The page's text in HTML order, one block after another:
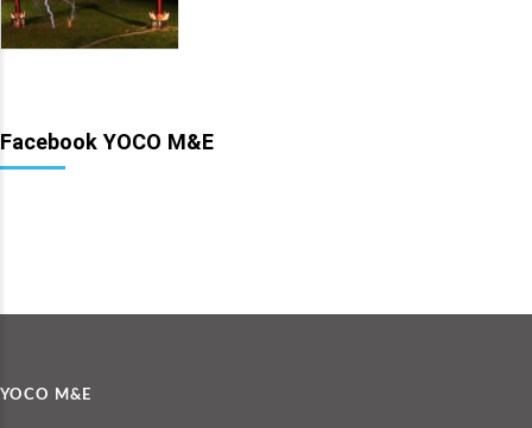
Facebook YOCO M&E
YOCO M&E